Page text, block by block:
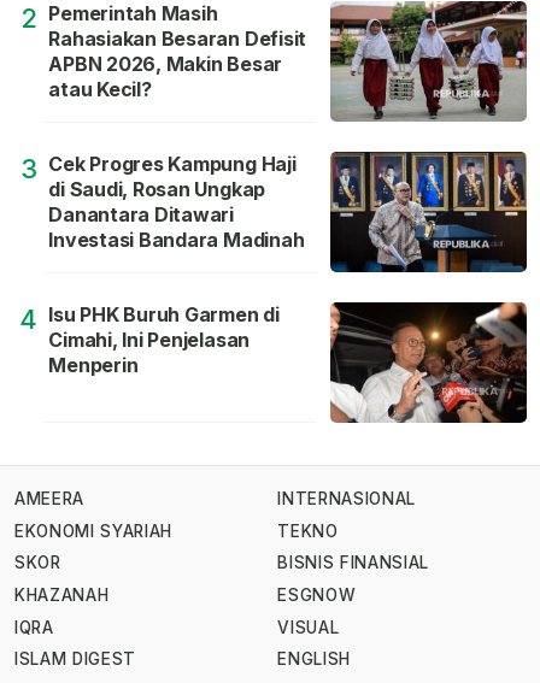
2 Pemerintah Masih
Rahasiakan Besaran Defisit
APBN 2026, Makin Besar
atau Kecil?
3 Cek Progres Kampung Haji
di Saudi, Rosan Ungkap
Danantara Ditawari
Investasi Bandara Madinah
4 Isu PHK Buruh Garmen di
Cimahi, Ini Penjelasan
Menperin
AMEERA
EKONOMI SYARIAH
SKOR
KHAZANAH
IQRA
ISLAM DIGEST
INTERNASIONAL
TEKNO
BISNIS FINANSIAL
ESGNOW
VISUAL
ENGLISH